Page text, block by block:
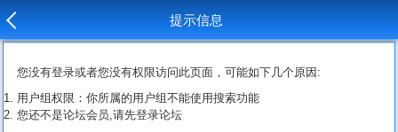
提示信息
您没有登录或者您没有权限访问此页面，可能如下几个原因:
用户组权限：你所属的用户组不能使用搜索功能
您还不是论坛会员,请先登录论坛